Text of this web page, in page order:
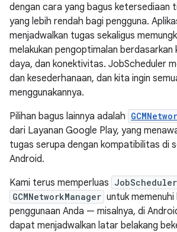
dengan cara yang bagus ketersediaan
yang lebih rendah bagi pengguna.
menjadwalkan tugas sekaligus
melakukan pengoptimalan berdasarkan
daya, dan konektivitas. JobScheduler
dan kesederhanaan, dan kita ingin
menggunakannya.
Pilihan bagus lainnya adalah
dari Layanan Google Play, yang
tugas serupa dengan kompatibilitas di
Android.
Kami terus memperluas JobScheduler
GCMNetworkManager untuk
penggunaan Anda — misalnya, di
dapat menjadwalkan latar belakang